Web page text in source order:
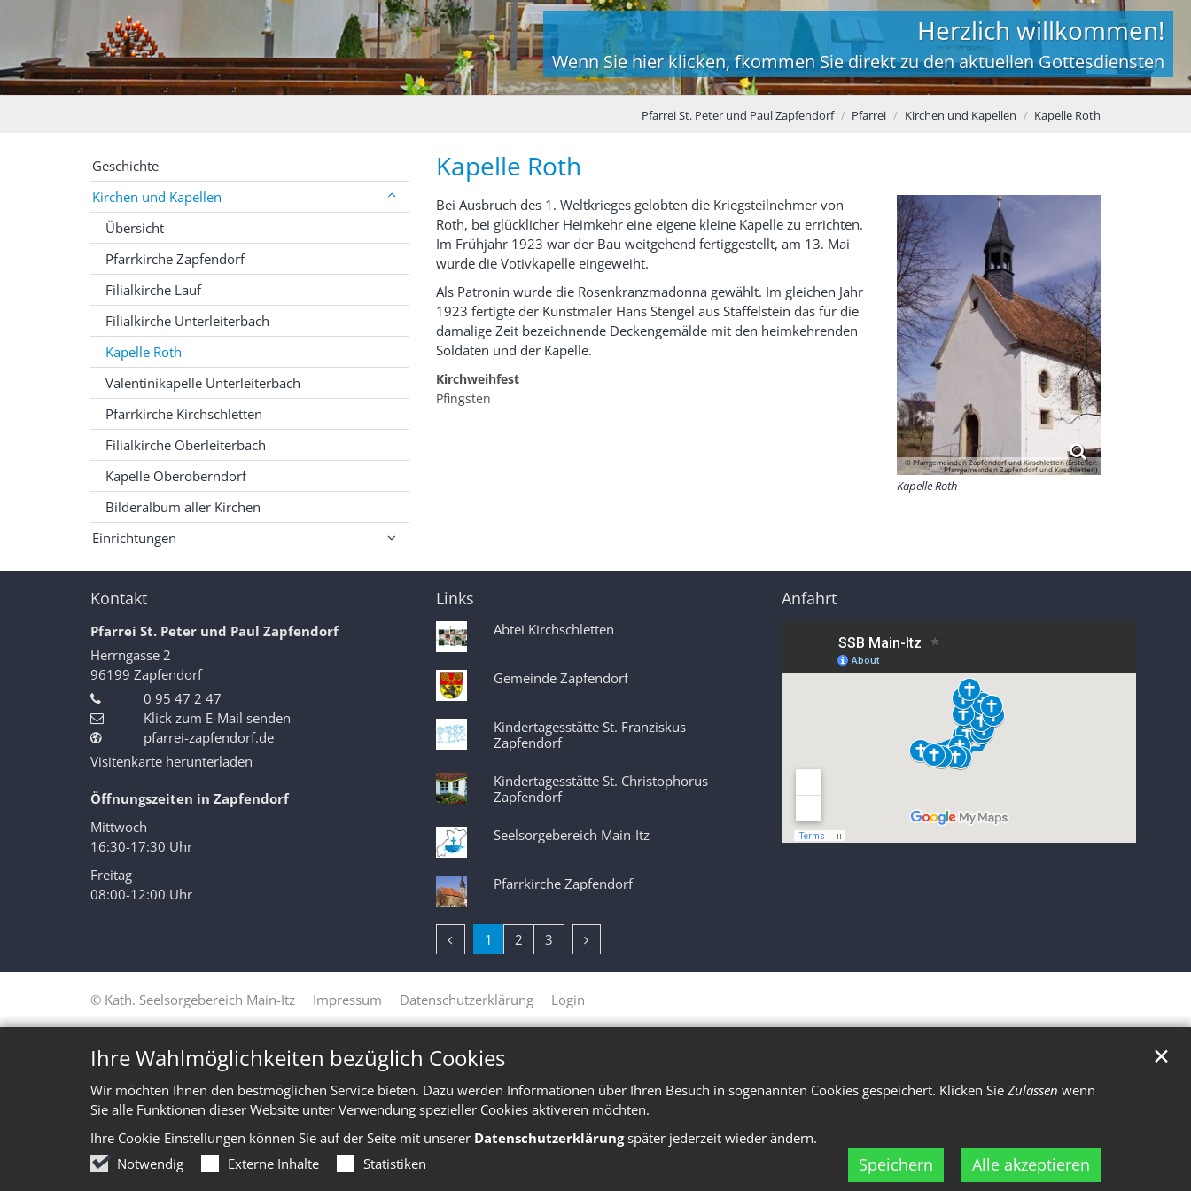
Ihre Wahlmöglichkeiten bezüglich Cookies
Wir möchten Ihnen den bestmöglichen Service bieten. Dazu werden Informationen über Ihren Besuch in sogenannten Cookies gespeichert. Klicken Sie Zulassen wenn
Sie alle Funktionen dieser Website unter Verwendung spezieller Cookies aktiveren möchten.
Ihre Cookie-Einstellungen können Sie auf der Seite mit unserer Datenschutzerklärungspäter jederzeit wieder ändern.
Notwendig
Externe Inhalte Statistiken Speichern Alle akzeptieren
✕
Herzlich willkommen!
Wenn Sie hier klicken, fkommen Sie direkt zu den aktuellen Gottesdiensten
Pfarrei St. Peter und Paul Zapfendorf Pfarrei Kirchen und Kapellen Kapelle Roth
Kapelle Roth
© Pfarrgemeinden Zapfendorf und Kirschletten (Ersteller:
Pfarrgemeinden Zapfendorf und Kirschletten)
Kapelle Roth
Bei Ausbruch des 1. Weltkrieges gelobten die Kriegsteilnehmer von
Roth, bei glücklicher Heimkehr eine eigene kleine Kapelle zu errichten.
Im Frühjahr 1923 war der Bau weitgehend fertiggestellt, am 13. Mai
wurde die Votivkapelle eingeweiht.
Als Patronin wurde die Rosenkranzmadonna gewählt. Im gleichen Jahr
1923 fertigte der Kunstmaler Hans Stengel aus Staffelstein das für die
damalige Zeit bezeichnende Deckengemälde mit den heimkehrenden
Soldaten und der Kapelle.
Kirchweihfest
Pfingsten
Geschichte
Kirchen und Kapellen
Übersicht
Pfarrkirche Zapfendorf
Filialkirche Lauf
Filialkirche Unterleiterbach
Kapelle Roth
Valentinikapelle Unterleiterbach
Pfarrkirche Kirchschletten
Filialkirche Oberleiterbach
Kapelle Oberoberndorf
Bilderalbum aller Kirchen
Einrichtungen
Kontakt
Pfarrei St. Peter und Paul Zapfendorf
Herrngasse 2
96199 Zapfendorf
0 95 47 2 47
Klick zum E-Mail senden
pfarrei-zapfendorf.de
Visitenkarte herunterladen
Öffnungszeiten in Zapfendorf
Mittwoch
16:30-17:30 Uhr
Freitag
08:00-12:00 Uhr
Links
Abtei Kirchschletten
Gemeinde Zapfendorf
Kindertagesstätte St. Franziskus
Zapfendorf
Kindertagesstätte St. Christophorus
Zapfendorf
Seelsorgebereich Main-Itz
Pfarrkirche Zapfendorf
Vorherige Seite
1 2 3 Nächste Seite
Anfahrt
© Kath. Seelsorgebereich Main-Itz Impressum Datenschutzerklärung Login